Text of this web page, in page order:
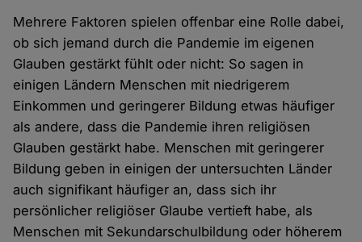
Mehrere Faktoren spielen offenbar eine Rolle dabei,
ob sich jemand durch die Pandemie im eigenen
Glauben gestärkt fühlt oder nicht: So sagen in
einigen Ländern Menschen mit niedrigerem
Einkommen und geringerer Bildung etwas häufiger
als andere, dass die Pandemie ihren religiösen
Glauben gestärkt habe. Menschen mit geringerer
Bildung geben in einigen der untersuchten Länder
auch signifikant häufiger an, dass sich ihr
persönlicher religiöser Glaube vertieft habe, als
Menschen mit Sekundarschulbildung oder höherem